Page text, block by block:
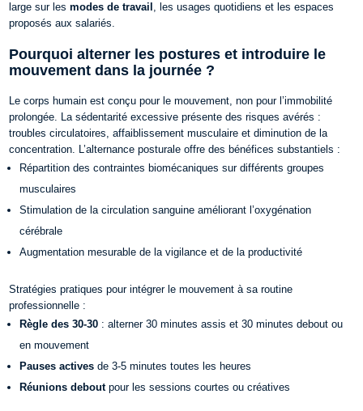
large sur lesmodes de travail , les usages quotidiens et les espaces
proposés aux salariés.
Pourquoi alterner les postures et introduire le
mouvement dans la journée ?
Le corps humain est conçu pour le mouvement, non pour l’immobilité
prolongée. La sédentarité excessive présente des risques avérés :
troubles circulatoires, affaiblissement musculaire et diminution de la
concentration. L’alternance posturale offre des bénéfices substantiels :
Répartition des contraintes biomécaniques sur différents groupes
musculaires
Stimulation de la circulation sanguine améliorant l’oxygénation
cérébrale
Augmentation mesurable de la vigilance et de la productivité
Stratégies pratiques pour intégrer le mouvement à sa routine
professionnelle :
Règle des 30-30 : alterner 30 minutes assis et 30 minutes debout ou
en mouvement
Pauses actives de 3-5 minutes toutes les heures
Réunions deboutpour les sessions courtes ou créatives